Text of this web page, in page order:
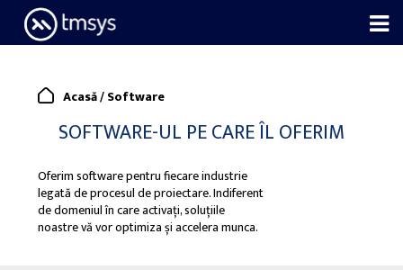
Skip
Acasă/Software
SOFTWARE-UL PE CARE ÎL OFERIM
Oferim software pentru fiecare industrie
legată de procesul de proiectare. Indiferent
de domeniul în care activați, soluțiile
noastre vă vor optimiza și accelera munca.